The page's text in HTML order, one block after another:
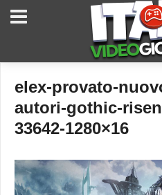
elex-provato-
autori-gothic-
33642-1280×16